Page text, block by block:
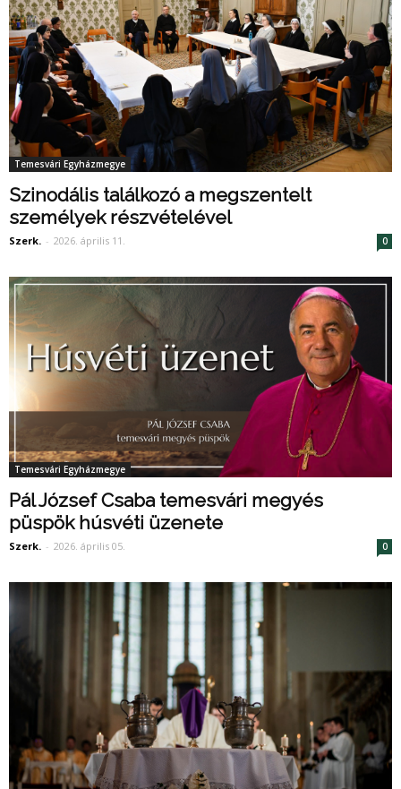
Temesvári Egyházmegye
Szinodális találkozó a megszentelt
személyek részvételével
Szerk. - 2026. április 11. 0
Temesvári Egyházmegye
Pál József Csaba temesvári megyés
püspök húsvéti üzenete
Szerk. - 2026. április 05. 0